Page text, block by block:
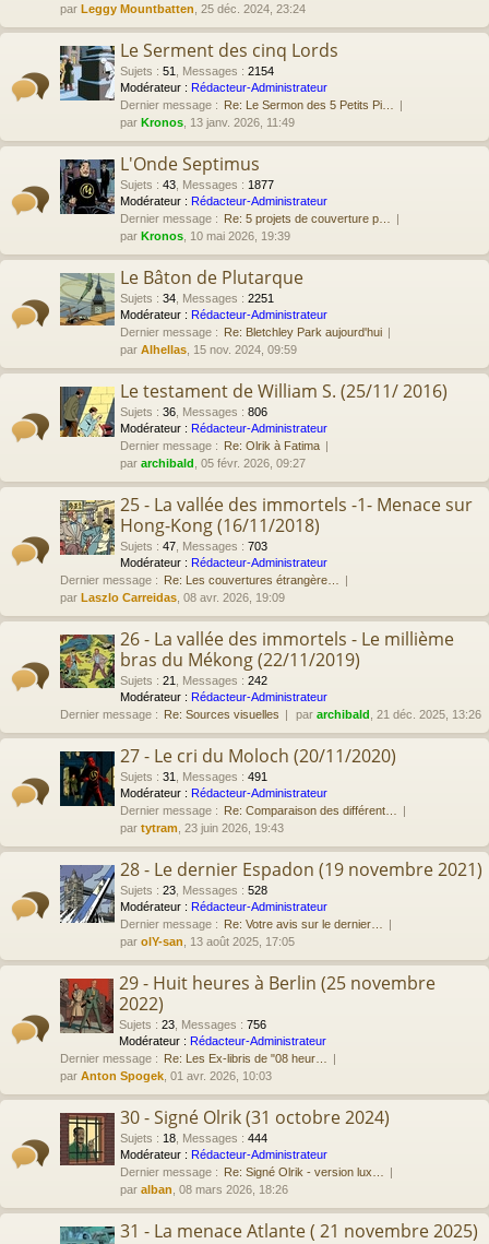
par Leggy Mountbatten , 25 déc. 2024, 23:24
Le Serment des cinq Lords
Sujets : 51 Messages : 2154
Modérateur : Rédacteur-Administrateur
Dernier message : Re: Le Sermon des 5 Petits Pi…
par Kronos , 13 janv. 2026, 11:49
L'Onde Septimus
Sujets : 43 Messages : 1877
Modérateur : Rédacteur-Administrateur
Dernier message : Re: 5 projets de couverture p…
par Kronos , 10 mai 2026, 19:39
Le Bâton de Plutarque
Sujets : 34 Messages : 2251
Modérateur : Rédacteur-Administrateur
Dernier message : Re: Bletchley Park aujourd'hui
par Alhellas , 15 nov. 2024, 09:59
Le testament de William S. (25/11/ 2016)
Sujets : 36 Messages : 806
Modérateur : Rédacteur-Administrateur
Dernier message : Re: Olrik à Fatima
par archibald , 05 févr. 2026, 09:27
25 - La vallée des immortels -1- Menace sur
Hong-Kong (16/11/2018)
Sujets : 47 Messages : 703
Modérateur : Rédacteur-Administrateur
Dernier message : Re: Les couvertures étrangère…
par Laszlo Carreidas , 08 avr. 2026, 19:09
26 - La vallée des immortels - Le millième
bras du Mékong (22/11/2019)
Sujets : 21 Messages : 242
Modérateur : Rédacteur-Administrateur
Dernier message : Re: Sources visuelles par archibald , 21 déc. 2025, 13:26
27 - Le cri du Moloch (20/11/2020)
Sujets : 31 Messages : 491
Modérateur : Rédacteur-Administrateur
Dernier message : Re: Comparaison des différent…
par tytram , 23 juin 2026, 19:43
28 - Le dernier Espadon (19 novembre 2021)
Sujets : 23 Messages : 528
Modérateur : Rédacteur-Administrateur
Dernier message : Re: Votre avis sur le dernier…
par olY-san , 13 août 2025, 17:05
29 - Huit heures à Berlin (25 novembre
2022)
Sujets : 23 Messages : 756
Modérateur : Rédacteur-Administrateur
Dernier message : Re: Les Ex-libris de "08 heur…
par Anton Spogek , 01 avr. 2026, 10:03
30 - Signé Olrik (31 octobre 2024)
Sujets : 18 Messages : 444
Modérateur : Rédacteur-Administrateur
Dernier message : Re: Signé Olrik - version lux…
par alban , 08 mars 2026, 18:26
31 - La menace Atlante ( 21 novembre 2025)